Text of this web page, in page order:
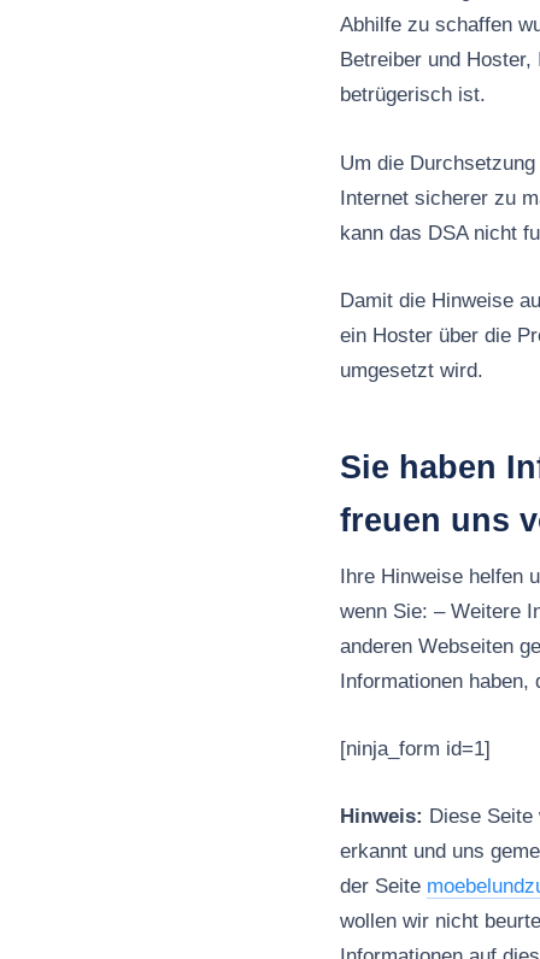
Abhilfe zu schaffen
Betreiber und
betrügerisch ist.
Um die
Internet sicherer zu
kann das DSA nicht
Damit die Hinweise
ein Hoster über die
umgesetzt wird.
Sie haben
freuen uns
Ihre Hinweise helfen
wenn Sie: – Weitere
anderen Webseiten
Informationen
[ninja_form id=1]
Hinweis: Diese
erkannt und uns
der Seite
wollen wir nicht